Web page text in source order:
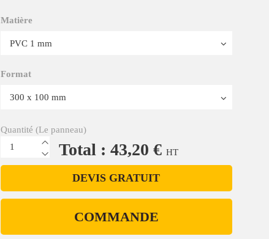
Matière
Format
Quantité (Le panneau)
Total : 43,20 € HT
DEVIS GRATUIT
COMMANDE